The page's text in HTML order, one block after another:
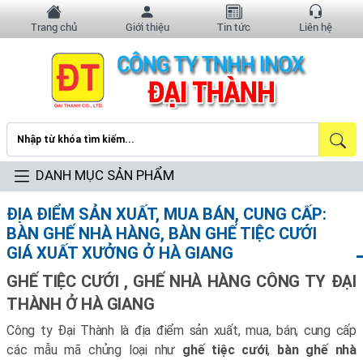
Trang chủ Giới thiệu Tin tức Liên hệ
DANH MỤC SẢN PHẨM
ĐỊA ĐIỂM SẢN XUẤT, MUA BÁN, CUNG CẤP:
BÀN GHẾ NHÀ HÀNG, BÀN GHẾ TIỆC CƯỚI
GIÁ XUẤT XƯỞNG Ở HÀ GIANG
GHẾ TIỆC CƯỚI , GHẾ NHÀ HÀNG CÔNG TY ĐẠI
THÀNH Ở HÀ GIANG
Công ty Đại Thành là địa điểm sản xuất, mua, bán, cung cấp
các mẫu mã chủng loại như ghế tiệc cưới, bàn ghế nhà